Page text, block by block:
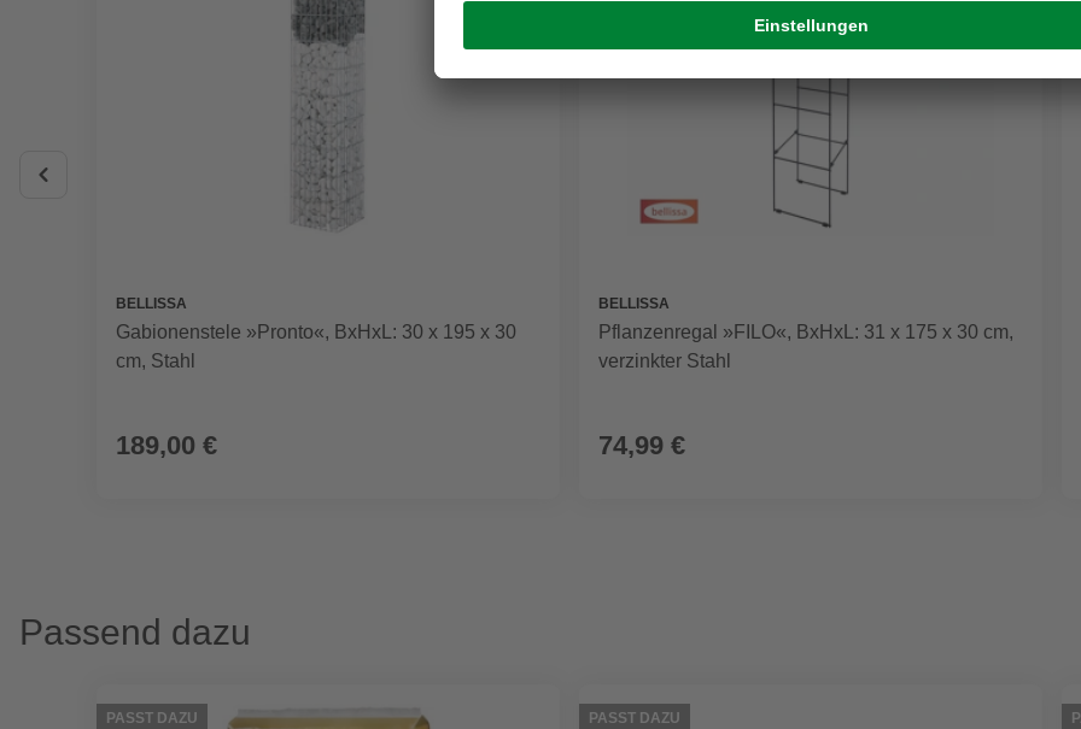
BELLISSA
Gabionenstele »Pronto«, BxHxL: 30 x 195 x 30
cm, Stahl
189,00 €
BELLISSA
Pflanzenregal »FILO«, BxHxL: 31 x 175 x 30 cm,
verzinkter Stahl
74,99 €
Passend dazu
PASST DAZU PASST DAZU